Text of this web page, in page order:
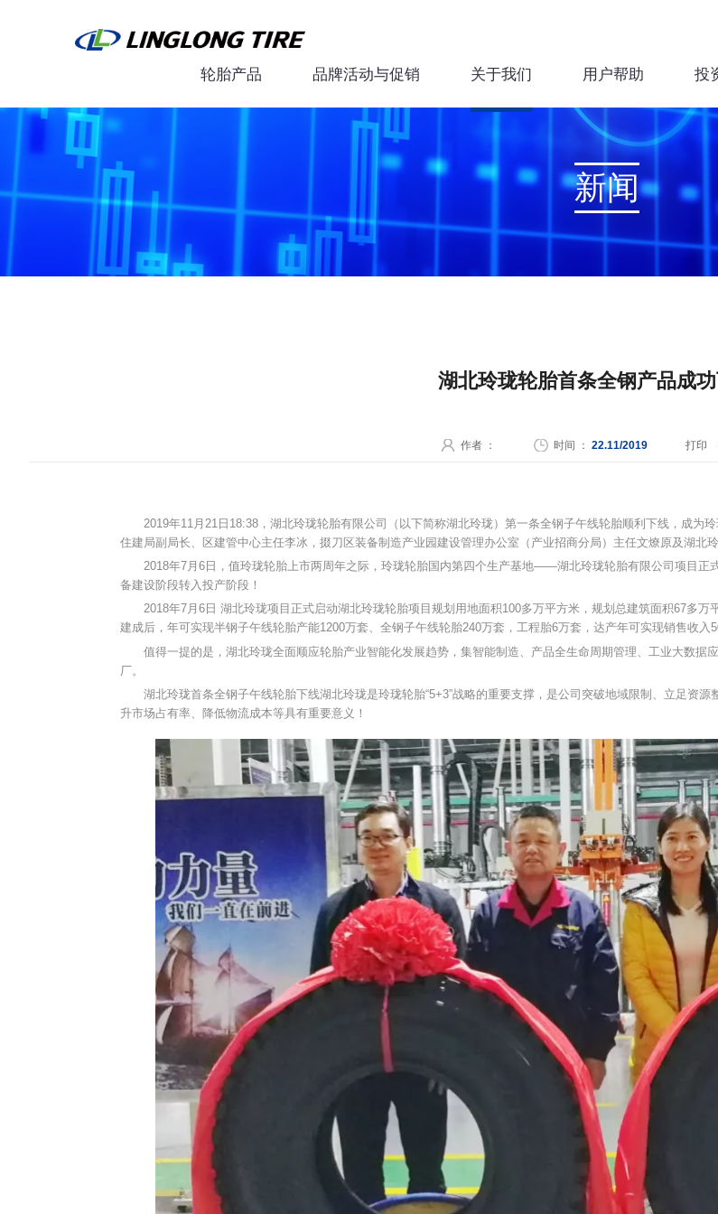
轮胎产品 品牌活动与促销 关于我们 用户帮助 投
新闻
湖北玲珑轮胎首条全钢产品成功
作者 ： 时间 ： 22.11/2019 打印
2019年11月21日18:38，湖北玲珑轮胎有限公司（以下简称湖北玲珑）第一条全钢子午线轮胎顺利下线，成为
住建局副局长、区建管中心主任李冰，掇刀区装备制造产业园建设管理办公室（产业招商分局）主任文燎原及湖北
2018年7月6日，值玲珑轮胎上市两周年之际，玲珑轮胎国内第四个生产基地——湖北玲珑轮胎有限公司项目正
备建设阶段转入投产阶段！
2018年7月6日 湖北玲珑项目正式启动湖北玲珑轮胎项目规划用地面积100多万平方米，规划总建筑面积67多
建成后，年可实现半钢子午线轮胎产能1200万套、全钢子午线轮胎240万套，工程胎6万套，达产年可实现销售收入
值得一提的是，湖北玲珑全面顺应轮胎产业智能化发展趋势，集智能制造、产品全生命周期管理、工业大数据
厂。
湖北玲珑首条全钢子午线轮胎下线湖北玲珑是玲珑轮胎“5+3”战略的重要支撑，是公司突破地域限制、立足资
升市场占有率、降低物流成本等具有重要意义！